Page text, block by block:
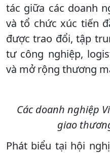
tác giữa các doanh
và tổ chức xúc tiến
được trao đổi, tập
tư công nghiệp,
và mở rộng thương
Các doanh nghiệp
giao
Phát biểu tại hội